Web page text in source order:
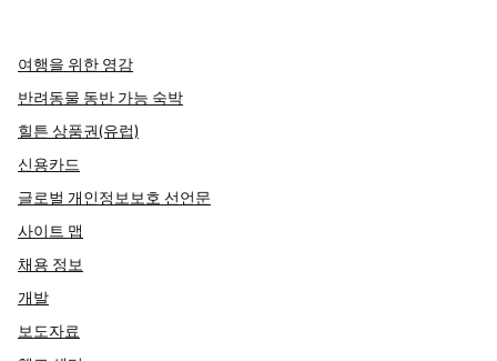
여행을 위한 영감
반려동물 동반 가능 숙박
힐튼 상품권(유럽)
신용카드
글로벌 개인정보보호 선언문
사이트 맵
채용 정보
개발
보도자료